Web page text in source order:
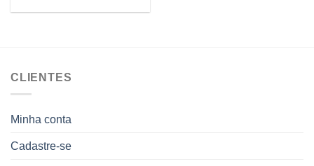
CLIENTES
Minha conta
Cadastre-se